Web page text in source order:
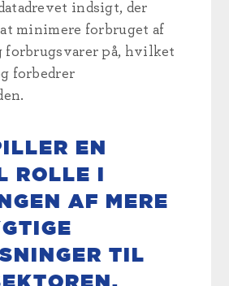
indsigt, der
minimere forbruget af
forbrugsvarer på, hvilket
forbedrer
EN
ROLLE I
AF MERE
TIL